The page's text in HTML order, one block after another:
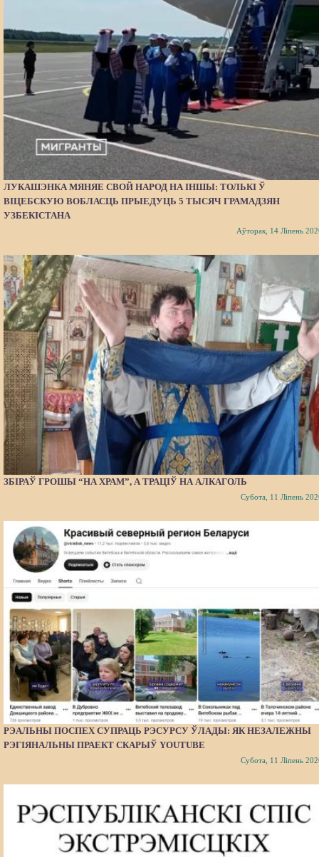
ЛУКАШЭНКА МЯНЯЕ СВОЙ НАРОД НА ІНШЫ: ТОЛЬКІ Ў
ВІЦЕБСКУЮ ВОБЛАСЦЬ ПРЫЕДУЦЬ 5 ТЫСЯЧ ГРАМАДЗЯН
УЗБЕКІСТАНА
Аўторак, 14 Ліпень
ЗБІРАЎ ГРОШЫ “НА ХРАМ”, А ТРАЦІЎ НА АЛКАГОЛЬ
Субота, 11 Ліпень
РЭАЛЬНЫ ПОСПЕХ СУПРАЦЬ РЭСУРСУ ЎЛАДЫ: ЯК НЕЗАЛЕЖНЫ
РЭГІЯНАЛЬНЫ ПРАЕКТ СКАРЫЎ YOUTUBE
Субота, 11 Ліпень